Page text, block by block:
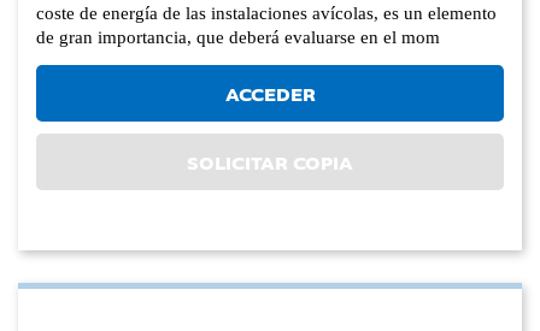
coste de energía de las instalaciones avícolas, es un elemento
de gran importancia, que deberá evaluarse en el mom
ACCEDER
SOLICITAR COPIA